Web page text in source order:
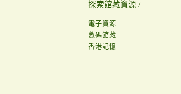
探索館藏資源 /
電子資源
數碼館藏
香港記憶